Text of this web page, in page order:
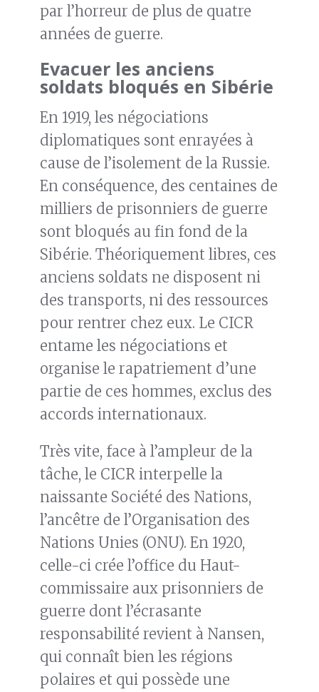
par l’horreur de plus de quatre
années de guerre.
Evacuer les anciens
soldats bloqués en Sibérie
En 1919, les négociations
diplomatiques sont enrayées à
cause de l’isolement de la Russie.
En conséquence, des centaines de
milliers de prisonniers de guerre
sont bloqués au fin fond de la
Sibérie. Théoriquement libres, ces
anciens soldats ne disposent ni
des transports, ni des ressources
pour rentrer chez eux. Le CICR
entame les négociations et
organise le rapatriement d’une
partie de ces hommes, exclus des
accords internationaux.
Très vite, face à l’ampleur de la
tâche, le CICR interpelle la
naissante Société des Nations,
l’ancêtre de l’Organisation des
Nations Unies (ONU). En 1920,
celle-ci crée l’office du Haut-
commissaire aux prisonniers de
guerre dont l’écrasante
responsabilité revient à Nansen,
qui connaît bien les régions
polaires et qui possède une